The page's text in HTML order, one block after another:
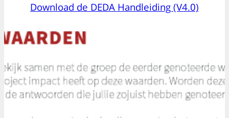
Download de DEDA Handleiding (V4.0)